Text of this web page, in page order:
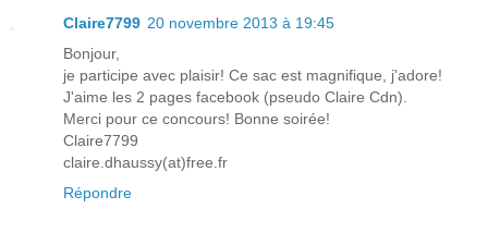
Claire7799 20 novembre 2013 à 19:45
Bonjour,
je participe avec plaisir! Ce sac est magnifique, j'adore!
J'aime les 2 pages facebook (pseudo Claire Cdn).
Merci pour ce concours! Bonne soirée!
Claire7799
claire.dhaussy(at)free.fr
Répondre